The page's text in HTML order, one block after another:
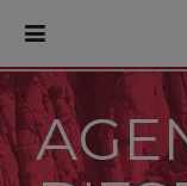
PORTADA
Monestir